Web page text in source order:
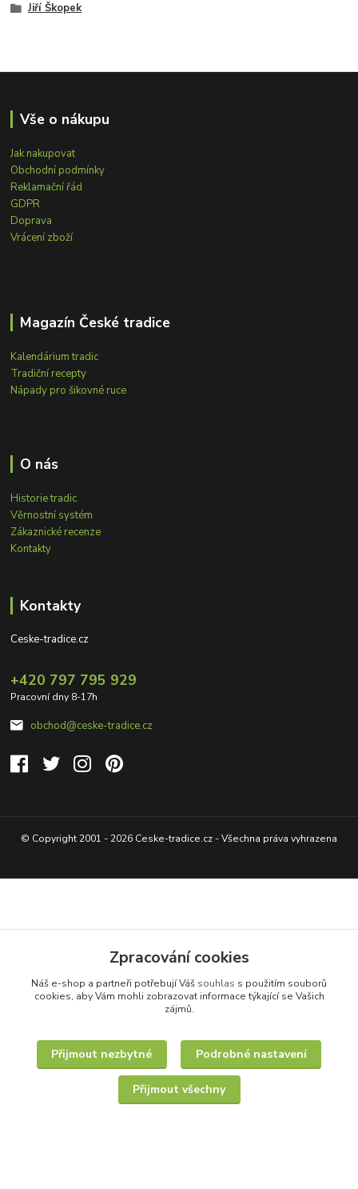
Jiří Škopek
Vše o nákupu
Jak nakupovat
Obchodní podmínky
Reklamační řád
GDPR
Doprava
Vrácení zboží
Magazín České tradice
Kalendárium tradic
Tradiční recepty
Nápady pro šikovné ruce
O nás
Historie tradic
Věrnostní systém
Zákaznické recenze
Kontakty
Kontakty
Ceske-tradice.cz
+420 797 795 929
Pracovní dny 8-17h
obchod@ceske-tradice.cz
© Copyright 2001 - 2026 Ceske-tradice.cz - Všechna práva vyhrazena
Zpracování cookies
Náš e-shop a partneři potřebují Váš souhlas s použitím souborů
cookies, aby Vám mohli zobrazovat informace týkající se Vašich
zájmů.
Přijmout nezbytné Podrobné nastavení
Přijmout všechny